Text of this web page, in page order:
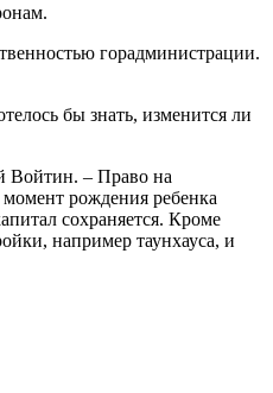
горадминистрации.
бы знать, изменится ли
Войтин. – Право на
рождения ребенка
сохраняется. Кроме
например таунхауса, и